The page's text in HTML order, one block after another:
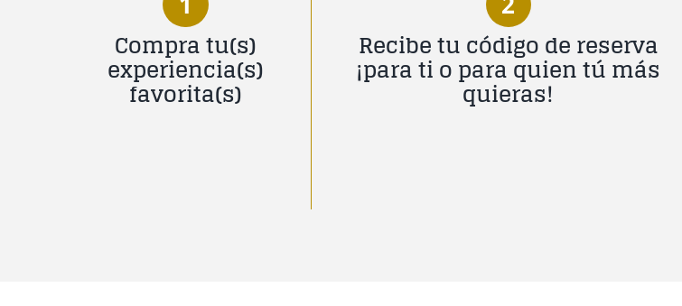
Compra tu(s)
experiencia(s)
favorita(s)
Recibe tu código de reserva
¡para ti o para quien tú más
quieras!